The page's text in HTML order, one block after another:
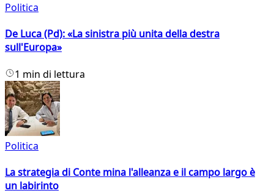
Politica
De Luca (Pd): «La sinistra più unita della destra
sull'Europa»
1 min di lettura
Politica
La strategia di Conte mina l'alleanza e il campo largo è
un labirinto